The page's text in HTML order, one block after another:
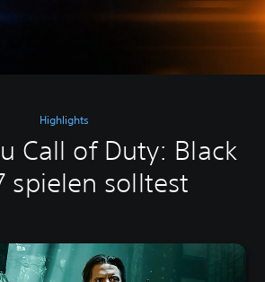
Highlights
Call of Duty: Black
spielen solltest